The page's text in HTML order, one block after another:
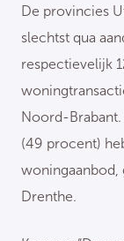
De provincies
slechtst qua
respectievelijk
Noord-
(49 procent)
woningaanbod,
Drenthe.